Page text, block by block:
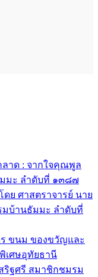
าด : จากใจคุณพูล
มะ ลำดับที่ ๑๓๘๗
ย ศาสตราจารย์ นาย
บ้านธัมมะ ลำดับที่
ขนม ของขวัญและ
เศษอุทัยธานี
ริฐศรี สมาชิกชมรม